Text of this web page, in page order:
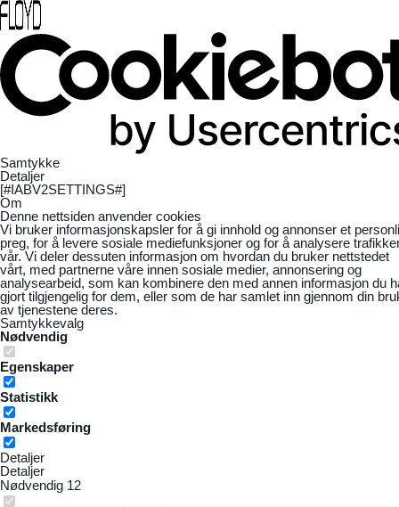
Samtykke
Detaljer
[#IABV2SETTINGS#]
Om
Denne nettsiden anvender cookies
Vi bruker informasjonskapsler for å gi innhold og annonser et
preg, for å levere sosiale mediefunksjoner og for å analysere
vår. Vi deler dessuten informasjon om hvordan du bruker nettstedet
vårt, med partnerne våre innen sosiale medier, annonsering og
analysearbeid, som kan kombinere den med annen informasjon du
gjort tilgjengelig for dem, eller som de har samlet inn gjennom din
av tjenestene deres.
Samtykkevalg
Nødvendig
Egenskaper
Statistikk
Markedsføring
Detaljer
Detaljer
Nødvendig 12